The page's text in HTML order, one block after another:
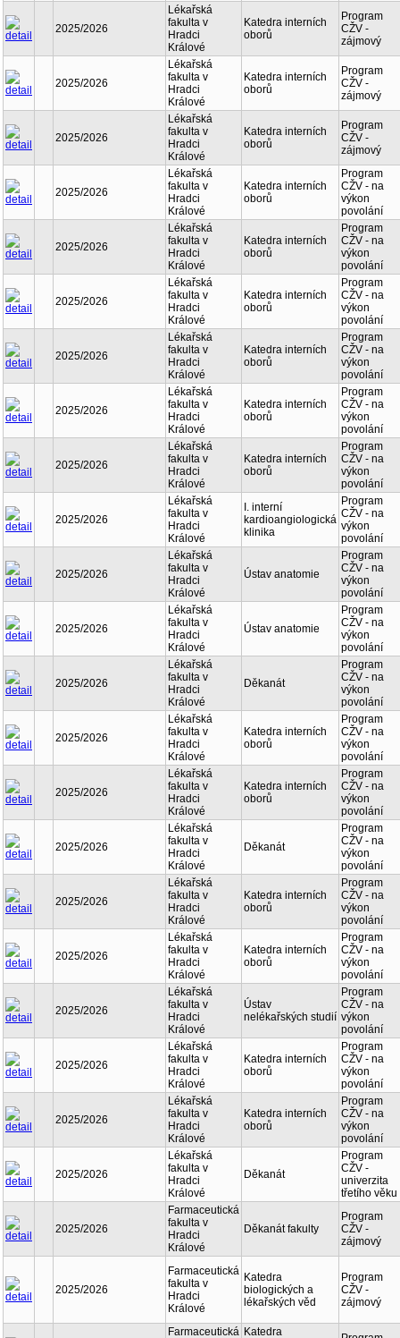
2025/2026
Lékařská
fakulta v
Hradci
Králové
Katedra interních
oborů
Program
CŽV -
zájmový
2025/2026
Lékařská
fakulta v
Hradci
Králové
Katedra interních
oborů
Program
CŽV -
zájmový
2025/2026
Lékařská
fakulta v
Hradci
Králové
Katedra interních
oborů
Program
CŽV -
zájmový
2025/2026
Lékařská
fakulta v
Hradci
Králové
Katedra interních
oborů
Program
CŽV - na
výkon
povolání
2025/2026
Lékařská
fakulta v
Hradci
Králové
Katedra interních
oborů
Program
CŽV - na
výkon
povolání
2025/2026
Lékařská
fakulta v
Hradci
Králové
Katedra interních
oborů
Program
CŽV - na
výkon
povolání
2025/2026
Lékařská
fakulta v
Hradci
Králové
Katedra interních
oborů
Program
CŽV - na
výkon
povolání
2025/2026
Lékařská
fakulta v
Hradci
Králové
Katedra interních
oborů
Program
CŽV - na
výkon
povolání
2025/2026
Lékařská
fakulta v
Hradci
Králové
Katedra interních
oborů
Program
CŽV - na
výkon
povolání
2025/2026
Lékařská
fakulta v
Hradci
Králové
I. interní
kardioangiologická
klinika
Program
CŽV - na
výkon
povolání
2025/2026
Lékařská
fakulta v
Hradci
Králové
Ústav anatomie
Program
CŽV - na
výkon
povolání
2025/2026
Lékařská
fakulta v
Hradci
Králové
Ústav anatomie
Program
CŽV - na
výkon
povolání
2025/2026
Lékařská
fakulta v
Hradci
Králové
Děkanát
Program
CŽV - na
výkon
povolání
2025/2026
Lékařská
fakulta v
Hradci
Králové
Katedra interních
oborů
Program
CŽV - na
výkon
povolání
2025/2026
Lékařská
fakulta v
Hradci
Králové
Katedra interních
oborů
Program
CŽV - na
výkon
povolání
2025/2026
Lékařská
fakulta v
Hradci
Králové
Děkanát
Program
CŽV - na
výkon
povolání
2025/2026
Lékařská
fakulta v
Hradci
Králové
Katedra interních
oborů
Program
CŽV - na
výkon
povolání
2025/2026
Lékařská
fakulta v
Hradci
Králové
Katedra interních
oborů
Program
CŽV - na
výkon
povolání
2025/2026
Lékařská
fakulta v
Hradci
Králové
Ústav
nelékařských studií
Program
CŽV - na
výkon
povolání
2025/2026
Lékařská
fakulta v
Hradci
Králové
Katedra interních
oborů
Program
CŽV - na
výkon
povolání
2025/2026
Lékařská
fakulta v
Hradci
Králové
Katedra interních
oborů
Program
CŽV - na
výkon
povolání
2025/2026
Lékařská
fakulta v
Hradci
Králové
Děkanát
Program
CŽV -
univerzita
třetího věku
2025/2026
Farmaceutická
fakulta v
Hradci
Králové
Děkanát fakulty
Program
CŽV -
zájmový
2025/2026
Farmaceutická
fakulta v
Hradci
Králové
Katedra
biologických a
lékařských věd
Program
CŽV -
zájmový
Farmaceutická Katedra